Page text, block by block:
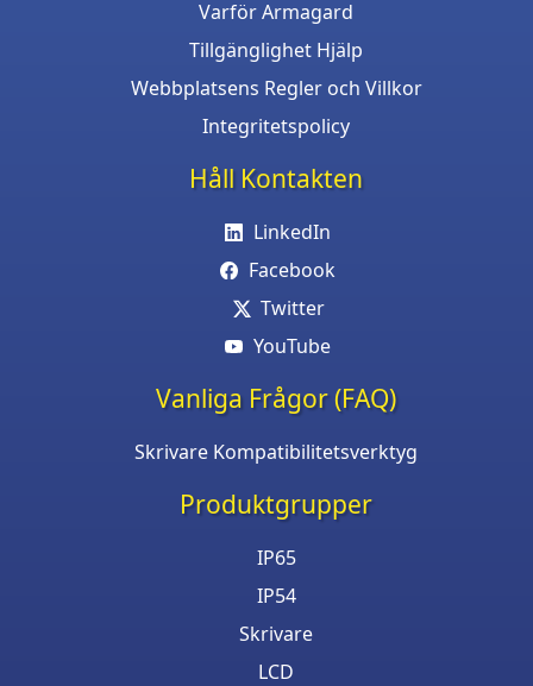
Varför Armagard
Tillgänglighet Hjälp
Webbplatsens Regler och Villkor
Integritetspolicy
Håll Kontakten
LinkedIn
Facebook
Twitter
YouTube
Vanliga Frågor (FAQ)
Skrivare Kompatibilitetsverktyg
Produktgrupper
IP65
IP54
Skrivare
LCD